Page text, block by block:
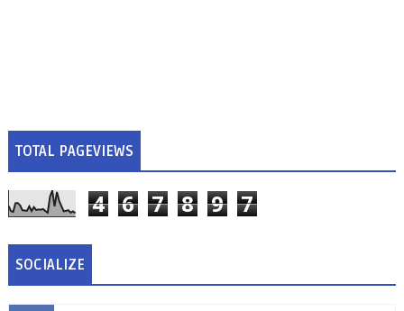
TOTAL PAGEVIEWS
4 6 7 8 9 7
SOCIALIZE